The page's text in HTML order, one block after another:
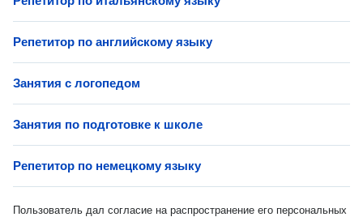
Репетитор по английскому языку
Занятия с логопедом
Занятия по подготовке к школе
Репетитор по немецкому языку
Пользователь дал согласие на распространение его персональных